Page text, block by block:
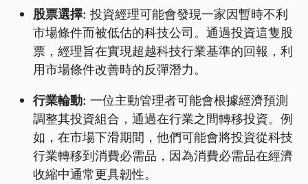
股票選擇: 投資經理可能會發現一家因暫時不利
市場條件而被低估的科技公司。通過投資這隻股
票，經理旨在實現超越科技行業基準的回報，利
用市場條件改善時的反彈潛力。
行業輪動: 一位主動管理者可能會根據經濟預測
調整其投資組合，通過在行業之間轉移投資。例
如，在市場下滑期間，他們可能會將投資從科技
行業轉移到消費必需品，因為消費必需品在經濟
收縮中通常更具韌性。